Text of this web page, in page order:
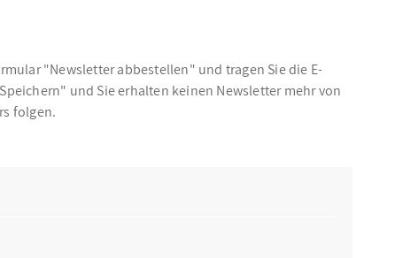
"Newsletter abbestellen" und tragen Sie die E-
und Sie erhalten keinen Newsletter mehr von
folgen.